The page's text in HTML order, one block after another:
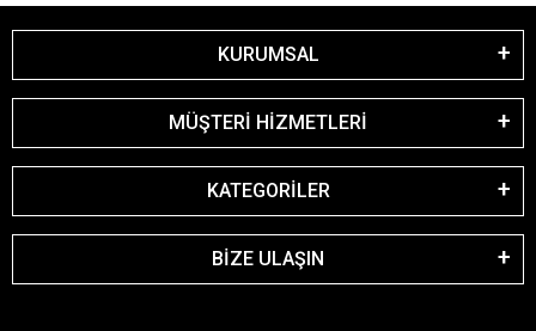
KURUMSAL
MÜŞTERİ HİZMETLERİ
KATEGORİLER
BİZE ULAŞIN